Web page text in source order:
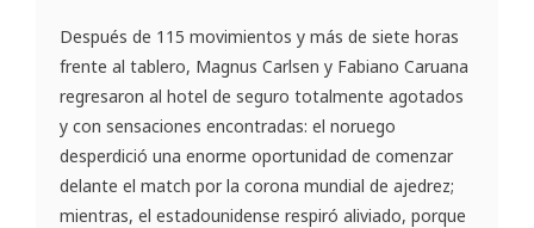
Después de 115 movimientos y más de siete horas
frente al tablero, Magnus Carlsen y Fabiano Caruana
regresaron al hotel de seguro totalmente agotados
y con sensaciones encontradas: el noruego
desperdició una enorme oportunidad de comenzar
delante el match por la corona mundial de ajedrez;
mientras, el estadounidense respiró aliviado, porque